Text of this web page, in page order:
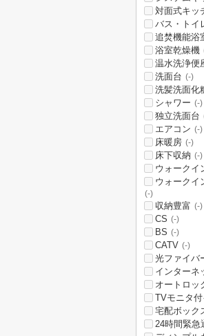
対面式キッ
バス・トイ
追焚機能浴
浴室乾燥機
温水洗浄便
洗面台 (-)
洗髪洗面化
シャワー (-)
独立洗面台
エアコン (-)
床暖房 (-)
床下収納 (-)
ウォークイ
ウォークイ
(-)
収納豊富 (-)
CS (-)
BS (-)
CATV (-)
光ファイバ
インターネ
オートロッ
TVモニタ
宅配ボック
24時間緊急